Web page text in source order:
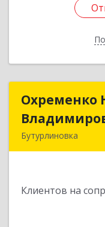
Охременко
Бутурлиновка
Клиентов на